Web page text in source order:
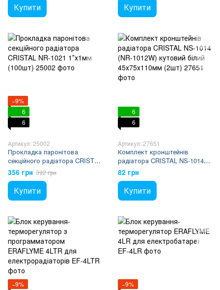
Купити Купити
−9%
6
6
Артикул: 25002
Прокладка паронітова
секційного радіатора CRISTAL
NR-1021 1″х1мм (100шт)
356 грн 392 грн
Купити
6
6
Артикул: 27651
Комплект кронштейнів
радіатора CRISTAL NS-1014
(NR-1012W) кутовий білий
45х75х110мм (2шт)
82 грн
Купити
−9%
−9%